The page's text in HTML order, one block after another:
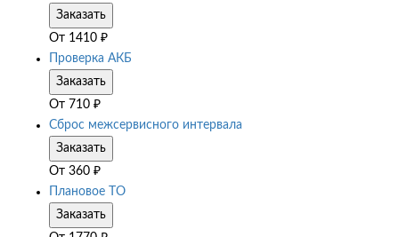
Заказать
От 1410 ₽
Проверка АКБ
Заказать
От 710 ₽
Сброс межсервисного интервала
Заказать
От 360 ₽
Плановое ТО
Заказать